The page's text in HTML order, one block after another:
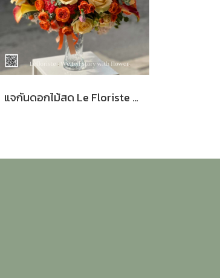
แจกันดอกไม้สด Le Floriste Signature Vases No. 59 (พรีเมียม)